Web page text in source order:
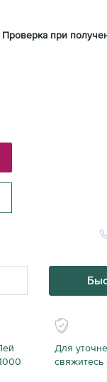
Проверка при
Для
свяжитесь